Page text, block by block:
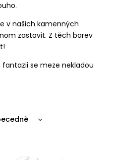
v našich kamenných
zastavit. Z těch barev
fantazii se meze nekladou